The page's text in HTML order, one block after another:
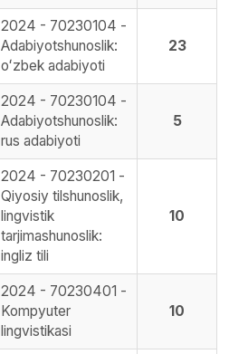
2024 - 70230104 -
Adabiyotshunoslik:
oʻzbek adabiyoti
23
2024 - 70230104 -
Adabiyotshunoslik:
rus adabiyoti
5
2024 - 70230201 -
Qiyosiy tilshunoslik,
lingvistik
tarjimashunoslik:
ingliz tili
10
2024 - 70230401 -
Kompyuter
lingvistikasi
10